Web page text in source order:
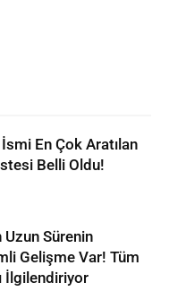
En Çok Aratılan
Belli Oldu!
Sürenin
Gelişme Var! Tüm
İlgilendiriyor